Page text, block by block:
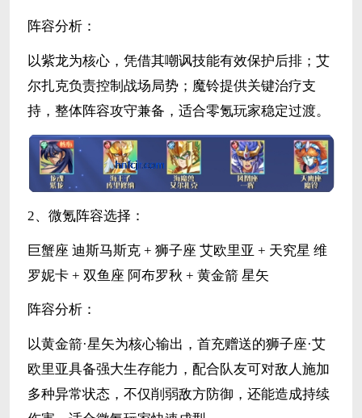
阵容分析：
以紫龙为核心，凭借其嘲讽技能有效保护后排；艾
尔扎克负责控制战场局势；魔铃提供关键治疗支
持，整体阵容攻守兼备，适合零氪玩家稳定过渡。
2、微氪阵容选择：
巨蟹座 迪斯马斯克 + 狮子座 艾欧里亚 + 天究星 维
罗妮卡 + 双鱼座 阿布罗秋 + 黄金箭 星矢
阵容分析：
以黄金箭·星矢为核心输出，首充赠送的狮子座·艾
欧里亚具备强大生存能力，配合队友可对敌人施加
多种异常状态，不仅削弱敌方防御，还能造成持续